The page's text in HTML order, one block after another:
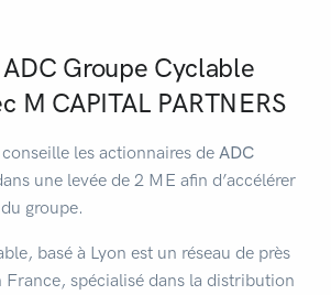
Groupe Cyclable
M CAPITAL PARTNERS
conseille les actionnaires de ADC
une levée de 2 ME afin d’accélérer
groupe.
basé à Lyon est un réseau de près
France, spécialisé dans la distribution